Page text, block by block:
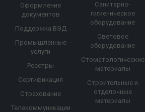
Оформление
документов
Поддержка ВЭД
Промышленные
услуги
Реестры
Сертификация
Страхование
Телекоммуникации
Санитарно-
гигиеническое
оборудование
Световое
оборудование
Стоматологические
материалы
Строительные и
отделочные
материалы